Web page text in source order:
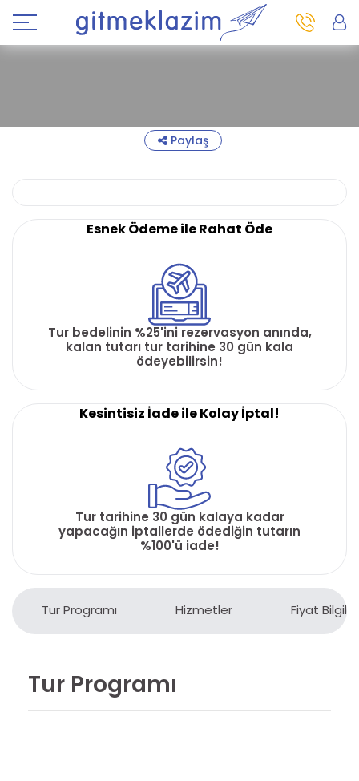
Paylaş
Esnek Ödeme ile Rahat Öde
Tur bedelinin %25'ini rezervasyon anında,
kalan tutarı tur tarihine 30 gün kala
ödeyebilirsin!
Kesintisiz İade ile Kolay İptal!
Tur tarihine 30 gün kalaya kadar
yapacağın iptallerde ödediğin tutarın
%100'ü iade!
Tur Programı Hizmetler Fiyat
Tur Programı